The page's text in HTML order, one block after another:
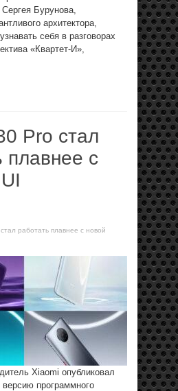
Бурунова,
архитектора,
себя в разговорах
«Квартет-И»,
Pro стал
плавнее с
работать плавнее с новой
Xiaomi опубликовал
программного